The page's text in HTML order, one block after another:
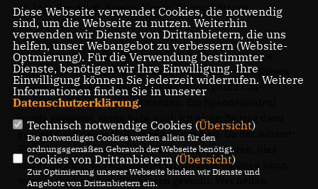
v.l. Inge Friedrich, Bianka Abram, Thomas Staudt
All das war ein Holzspielhaus im Außenbereich für die
Kinder des Adventkindergartens in Hohenseeden. Dieses
geliebte Spielhaus musste nun leider aufgrund von
Einsturzgefahr abgerissen werden. Ein Spendenaufruf
wurde gestartet, gerne habe auch ich einen Beitrag dazu
geleistet, ein neues Spielhaus zu erwerben. Da der Advent-
Kindergarten, ein freier christlicher Kindergarten, dies
finanziell nicht aus eigenen Mitteln bewerkstelligen kann,
werden noch weitere Sponsoren gesucht. Wer helfen
Diese Webseite verwendet Cookies, die notwendig
sind, um die Webseite zu nutzen. Weiterhin
verwenden wir Dienste von Drittanbietern, die uns
helfen, unser Webangebot zu verbessern (Website-
Optmierung). Für die Verwendung bestimmter
Dienste, benötigen wir Ihre Einwilligung. Ihre
Einwilligung können Sie jederzeit widerrufen. Weitere
Informationen finden Sie in unserer
Datenschutzerklärung.
Technisch notwendige Cookies (Übersicht)
Die notwendigen Cookies werden allein für den
ordnungsgemäßen Gebrauch der Webseite benötigt.
Cookies von Drittanbietern (Übersicht)
Zur Optimierung unserer Webseite binden wir Dienste und
Angebote von Drittanbietern ein.